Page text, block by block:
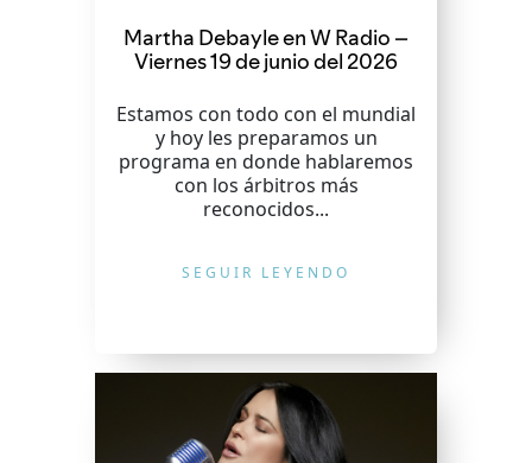
Martha Debayle en W Radio –
Viernes 19 de junio del 2026
Estamos con todo con el mundial
y hoy les preparamos un
programa en donde hablaremos
con los árbitros más
reconocidos...
SEGUIR LEYENDO